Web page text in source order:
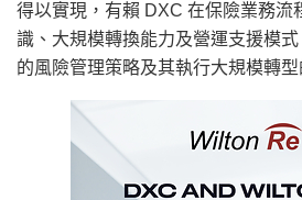
得以實現，有賴 DXC 在保險業務流
識、大規模轉換能力及營運支援模
的風險管理策略及其執行大規模轉型